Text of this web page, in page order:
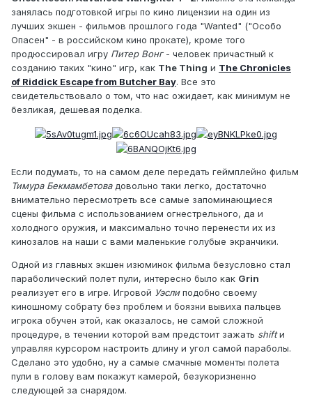
занялась подготовкой игры по кино лицензии на один из
лучших экшен - фильмов прошлого года "Wanted" ("Особо
Опасен" - в российском кино прокате), кроме того
продюссировал игру Питер Вонг- человек причастный к
созданию таких "кино" игр, как The Thing и The Chronicles
of Riddick Escape from Butcher Bay. Все это
свидетельствовало о том, что нас ожидает, как минимум не
безликая, дешевая поделка.
Если подумать, то на самом деле передать геймплейно фильм
Тимура Бекмамбетовадовольно таки легко, достаточно
внимательно пересмотреть все самые запоминающиеся
сцены фильма с использованием огнестрельного, да и
холодного оружия, и максимально точно перенести их из
кинозалов на наши с вами маленькие голубые экранчики.
Одной из главных экшен изюминок фильма безусловно стал
параболический полет пули, интересно было как Grin
реализует его в игре. Игровой Уэслиподобно своему
киношному собрату без проблем и боязни вывиха пальцев
игрока обучен этой, как оказалось, не самой сложной
процедуре, в течении которой вам предстоит зажать shiftи
управляя курсором настроить длину и угол самой параболы.
Сделано это удобно, ну а самые смачные моменты полета
пули в голову вам покажут камерой, безукоризненно
следующей за снарядом.